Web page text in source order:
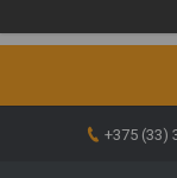
+375 (33)